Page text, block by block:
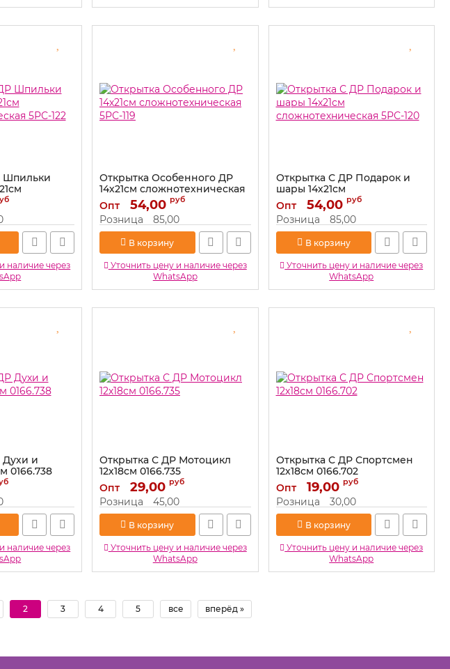
Шпильки
5РС-122
наличие через
Открытка Особенного ДР
14х21см сложнотехническая
5РС-119
Артикул: 5РС-119
Опт 54,00 руб
Розница 85,00
В корзину
Уточнить цену и наличие через
WhatsApp
Открытка С ДР Подарок и
шары 14х21см
сложнотехническая 5РС-120
Артикул: 5РС-120
Опт 54,00 руб
Розница 85,00
В корзину
Уточнить цену и наличие через
WhatsApp
Духи и
0166.738
наличие через
Открытка С ДР Мотоцикл
12х18см 0166.735
Артикул: 0166.735
Опт 29,00 руб
Розница 45,00
В корзину
Уточнить цену и наличие через
WhatsApp
Открытка С ДР Спортсмен
12х18см 0166.702
Артикул: 0166.702
Опт 19,00 руб
Розница 30,00
В корзину
Уточнить цену и наличие через
WhatsApp
2 3 4 5 все вперёд »